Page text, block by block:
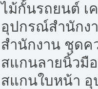
ไม้กั้นรถยนต์ เ
อุปกรณ์สำนักง
สำนักงาน ชุดค
สแกนลายนิ้วมื
สแกนใบหน้า